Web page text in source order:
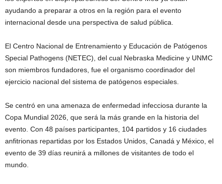
ayudando a preparar a otros en la región para el evento
internacional desde una perspectiva de salud pública.
El Centro Nacional de Entrenamiento y Educación de Patógenos
Special Pathogens (NETEC), del cual Nebraska Medicine y UNMC
son miembros fundadores, fue el organismo coordinador del
ejercicio nacional del sistema de patógenos especiales.
Se centró en una amenaza de enfermedad infecciosa durante la
Copa Mundial 2026, que será la más grande en la historia del
evento. Con 48 países participantes, 104 partidos y 16 ciudades
anfitrionas repartidas por los Estados Unidos, Canadá y México, el
evento de 39 días reunirá a millones de visitantes de todo el
mundo.